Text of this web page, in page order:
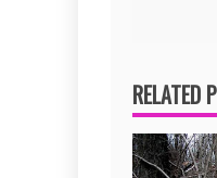
RELATED